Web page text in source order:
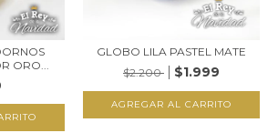
ORO...
GLOBO LILA PASTEL MATE
$2.200
$1.999
AGREGAR AL CARRITO